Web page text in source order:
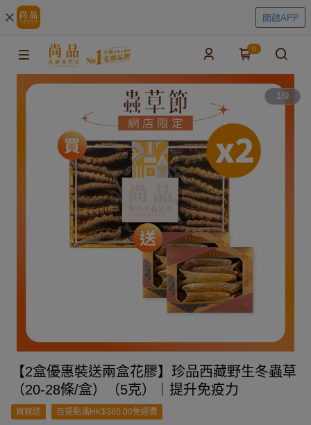
開啟APP
0
1/9
【2盒優惠裝送兩盒花膠】珍品西藏野生冬蟲草
（20-28條/盒）（5克）｜提升免疫力
買就送 自提點滿HK$380.00免運費